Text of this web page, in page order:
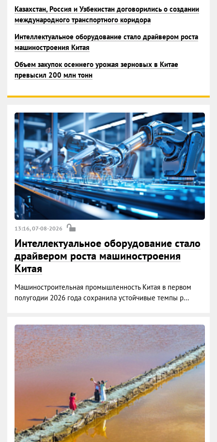
Казахстан, Россия и Узбекистан договорились о создании
международного транспортного коридора
Интеллектуальное оборудование стало драйвером роста
машиностроения Китая
Объем закупок осеннего урожая зерновых в Китае
превысил 200 млн тонн
13:16, 07-08-2026
Интеллектуальное оборудование стало
драйвером роста машиностроения
Китая
Машиностроительная промышленность Китая в первом
полугодии 2026 года сохранила устойчивые темпы р...